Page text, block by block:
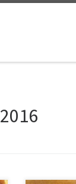
2016